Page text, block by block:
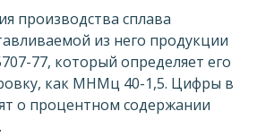
производства сплава
из него продукции
77, который определяет его
как МНМц 40-1,5. Цифры в
о процентном содержании